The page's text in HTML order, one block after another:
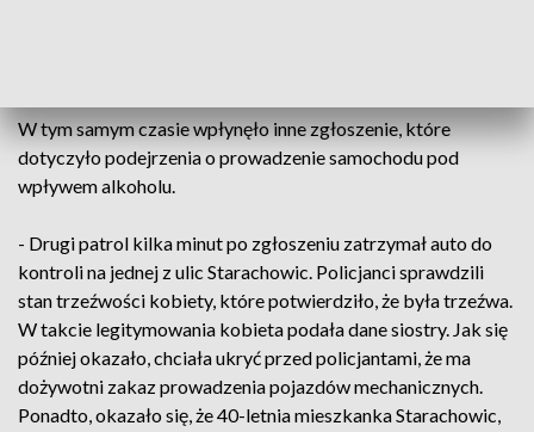
W tym samym czasie wpłynęło inne zgłoszenie, które
dotyczyło podejrzenia o prowadzenie samochodu pod
wpływem alkoholu.
- Drugi patrol kilka minut po zgłoszeniu zatrzymał auto do
kontroli na jednej z ulic Starachowic. Policjanci sprawdzili
stan trzeźwości kobiety, które potwierdziło, że była trzeźwa.
W takcie legitymowania kobieta podała dane siostry. Jak się
później okazało, chciała ukryć przed policjantami, że ma
dożywotni zakaz prowadzenia pojazdów mechanicznych.
Ponadto, okazało się, że 40-letnia mieszkanka Starachowic,